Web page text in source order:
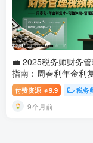
💼 2025税务师财务
指南：周春利年金利
全攻略2025税务师财
春利视频
付费资源 ￥9.9 税务
9个月前